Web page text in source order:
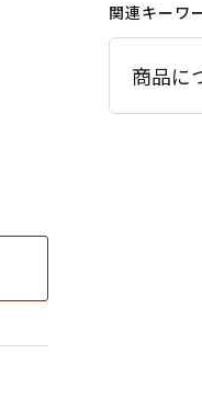
関連キーワ
商品に